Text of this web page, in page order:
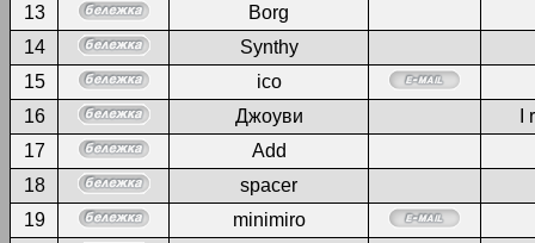
13
Borg
14
Synthy
15
ico
16
Джоуви
17
Add
18
spacer
19
minimiro